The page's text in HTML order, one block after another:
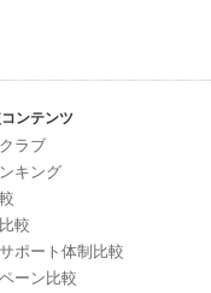
ンテンツ
ラブ
キング
較
ポート体制比較
ーン比較